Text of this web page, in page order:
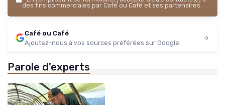
des fins commerciales par Café ou Café et ses partenaires.
Café ou Café
Ajoutez-nous à vos sources préférées sur Google
Parole d'experts